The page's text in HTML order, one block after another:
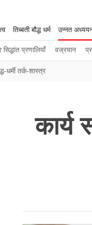
तिब्बती बौद्ध धर्म उन्नत
प्रणालियाँ वज्रयान
धर्मी तर्क-शास्त्र
कार्य